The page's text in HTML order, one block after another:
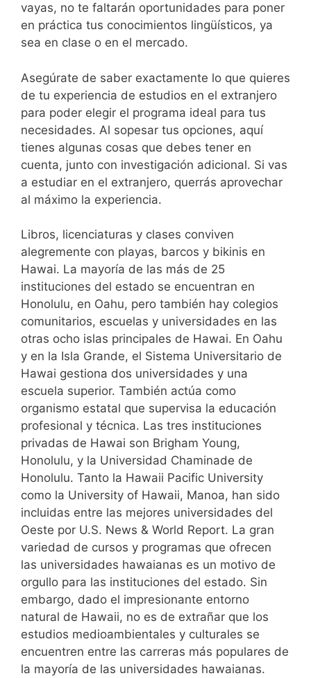
vayas, no te faltarán oportunidades para poner
en práctica tus conocimientos lingüísticos, ya
sea en clase o en el mercado.
Asegúrate de saber exactamente lo que quieres
de tu experiencia de estudios en el extranjero
para poder elegir el programa ideal para tus
necesidades. Al sopesar tus opciones, aquí
tienes algunas cosas que debes tener en
cuenta, junto con investigación adicional. Si vas
a estudiar en el extranjero, querrás aprovechar
al máximo la experiencia.
Libros, licenciaturas y clases conviven
alegremente con playas, barcos y bikinis en
Hawai. La mayoría de las más de 25
instituciones del estado se encuentran en
Honolulu, en Oahu, pero también hay colegios
comunitarios, escuelas y universidades en las
otras ocho islas principales de Hawai. En Oahu
y en la Isla Grande, el Sistema Universitario de
Hawai gestiona dos universidades y una
escuela superior. También actúa como
organismo estatal que supervisa la educación
profesional y técnica. Las tres instituciones
privadas de Hawai son Brigham Young,
Honolulu, y la Universidad Chaminade de
Honolulu. Tanto la Hawaii Pacific University
como la University of Hawaii, Manoa, han sido
incluidas entre las mejores universidades del
Oeste por U.S. News & World Report. La gran
variedad de cursos y programas que ofrecen
las universidades hawaianas es un motivo de
orgullo para las instituciones del estado. Sin
embargo, dado el impresionante entorno
natural de Hawaii, no es de extrañar que los
estudios medioambientales y culturales se
encuentren entre las carreras más populares de
la mayoría de las universidades hawaianas.